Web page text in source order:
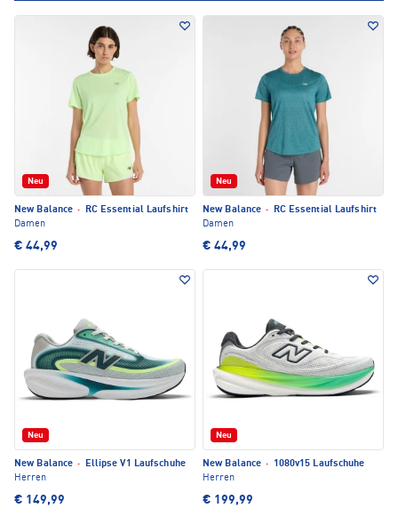
Neu
New Balance ·
RC Essential Laufshirt
Damen
€ 44,99
Neu
New Balance ·
RC Essential Laufshirt
Damen
€ 44,99
Neu
New Balance ·
Ellipse V1 Laufschuhe
Herren
€ 149,99
Neu
New Balance ·
1080v15 Laufschuhe
Herren
€ 199,99